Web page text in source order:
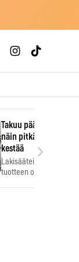
Takuu päättyi,
näin pitkään
kestää
Lakisääteinen
tuotteen oletetun
›